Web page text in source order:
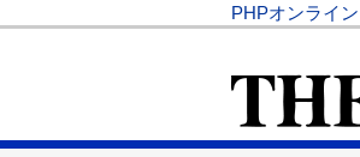
PHPオンライン